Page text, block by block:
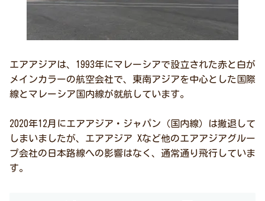
エアアジアは、1993年にマレーシアで設立された赤と白が
メインカラーの航空会社で、東南アジアを中心とした国際
線とマレーシア国内線が就航しています。
2020年12月にエアアジア・ジャパン（国内線）は撤退して
しまいましたが、エアアジア Xなど他のエアアジアグルー
プ会社の日本路線への影響はなく、通常通り飛行していま
す。